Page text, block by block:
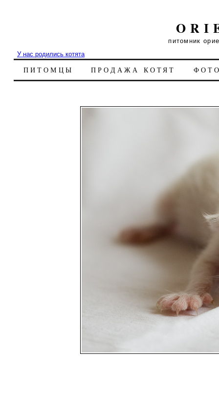
питомник
У нас родились котята
ПИТОМЦЫ ПРОДАЖА КОТЯТ